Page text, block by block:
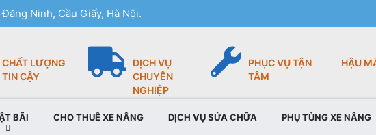
Ninh, Cầu Giấy, Hà Nội.
CHẤT LƯỢNG
TIN CẬY
DỊCH VỤ
CHUYÊN
NGHIỆP
PHỤC VỤ TẬN
TÂM
HẬU
BÃI CHO THUÊ XE NÂNG DỊCH VỤ SỬA CHỮA PHỤ TÙNG XE NÂNG